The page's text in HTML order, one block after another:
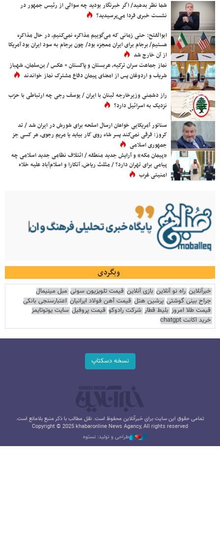
شما نظر بدهید/ اگر خبرنگار بودید چه سوالی از رئیس جمهور در
نشست خبری فردا می‌پرسیدید؟
ابوالفتح: حتی زمانی که می‌گوییم مذاکره نمی‌کنیم، در حال مذاکره
هستیم/ برجام برای ایران معجزه بود/ چون برجام به سود ایران بود آمریکا
از آن خارج شد
نماز جماعت سران ترکیه، عربستان و پاکستان + عکس / بن‌سلمان، شهباز
شریف و اردوغان پس از امضای پیمان دفاع مشترک نماز خواندند
راز دشمنی وزیرخارجه لبنان با ایران / یوسف رجی چه ارتباطی با حزب
نزدیک به اسرائیل دارد؟
سناتور آمریکایی خواهان ارسال اسلحه برای شورش در ایران شد / تد
کروز: فرقی نمی‌کند پسر شاه روی کار بیاید یا مریم رجوی، هر کسی جز
جمهوری اسلامی
«پیمان مکه» و آرایش جدید منطقه / ائتلاف نظامی جدید اسلامی چه
پیامی برای تهران دارد؟ / مثلث ریاض، آنکارا و اسلام‌آباد علیه خلاء
امنیتی غرب
وبگردی
خبرآنلاین راه نو آنلاین بازی آنلاین قیمت تلویزیون سونی مبل مینیمال
جراح بینی گوشتی پرشین هتل قیمت آهن فولاد ایرانیان اعتبارسنجی بانکی
قیمت طلا امروز بلیط قطار شرکت رادوکو قیمت پروفیل سایت یوتوتایمز
خرید اکانت chatgpt
نسخه دسکتاپ
تمامی حقوق این سایت برای خبرآنلاین محفوظ است. نقل مطالب با ذکر منبع بلامانع است.
Copyright © 2025 khabaronline News Agancy, All rights reserved
طراحی و تولید: نستوه